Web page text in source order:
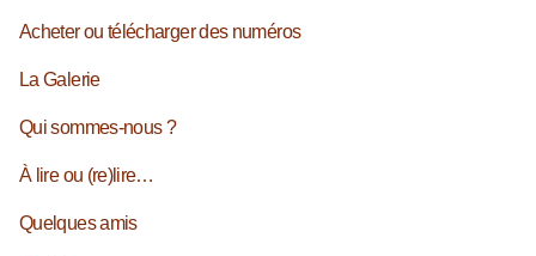
Acheter ou télécharger des numéros
La Galerie
Qui sommes-nous ?
À lire ou (re)lire…
Quelques amis